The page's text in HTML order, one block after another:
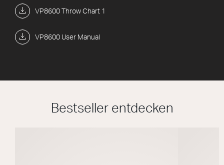
VP8600 Throw Chart 1
VP8600 User Manual
Bestseller entdecken